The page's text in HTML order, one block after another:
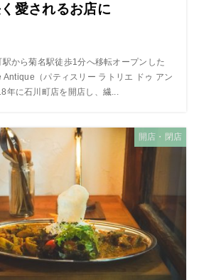
愛されるお店に
から菊名駅徒歩1分へ移転オープンした
Antique（パティスリー ラトリエ ドゥ アン
年に石川町店を開店し、繊...
開店・閉店